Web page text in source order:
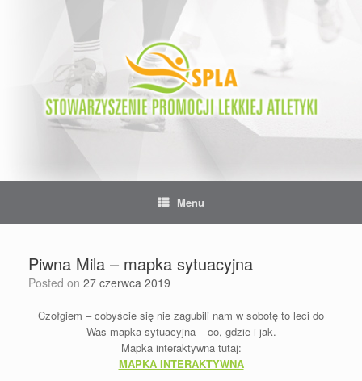
Menu
Piwna Mila – mapka sytuacyjna
Posted on 27 czerwca 2019
Czołgiem – cobyście się nie zagubili nam w sobotę to leci do
Was mapka sytuacyjna – co, gdzie i jak.
Mapka interaktywna tutaj:
MAPKA INTERAKTYWNA